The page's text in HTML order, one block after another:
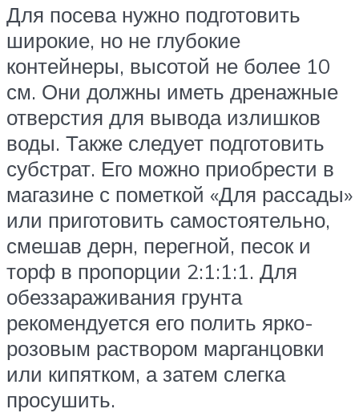
Для посева нужно подготовить
широкие, но не глубокие
контейнеры, высотой не более 10
см. Они должны иметь дренажные
отверстия для вывода излишков
воды. Также следует подготовить
субстрат. Его можно приобрести в
магазине с пометкой «Для рассады»
или приготовить самостоятельно,
смешав дерн, перегной, песок и
торф в пропорции 2:1:1:1. Для
обеззараживания грунта
рекомендуется его полить ярко-
розовым раствором марганцовки
или кипятком, а затем слегка
просушить.